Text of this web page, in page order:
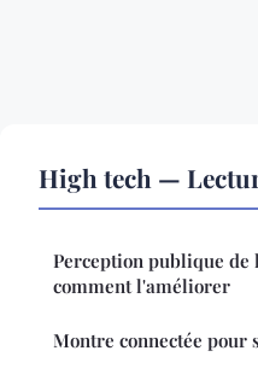
High tech —
Perception publique de
comment l'améliorer
Montre connectée